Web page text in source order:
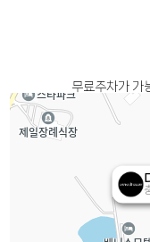
무료주차가 가